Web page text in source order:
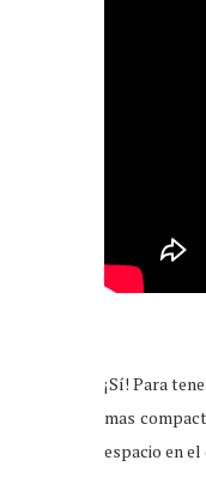
¡Sí! Para
mas
espacio en el